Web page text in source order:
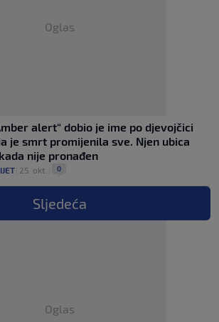
Oglas
alert“ dobio je ime po djevojčici
je smrt promijenila sve. Njen ubica
nije pronađen
25. okt. 0
Sljedeća
Oglas